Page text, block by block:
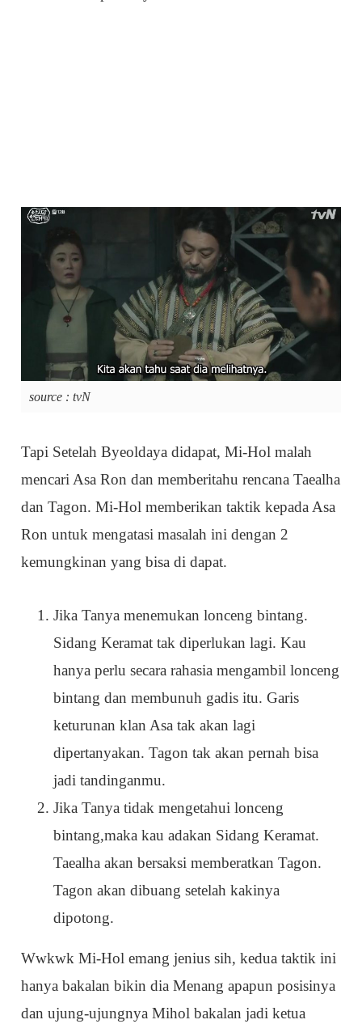
source : tvN
Tapi Setelah Byeoldaya didapat, Mi-Hol malah
mencari Asa Ron dan memberitahu rencana Taealha
dan Tagon. Mi-Hol memberikan taktik kepada Asa
Ron untuk mengatasi masalah ini dengan 2
kemungkinan yang bisa di dapat.
Jika Tanya menemukan lonceng bintang.
Sidang Keramat tak diperlukan lagi. Kau
hanya perlu secara rahasia mengambil lonceng
bintang dan membunuh gadis itu. Garis
keturunan klan Asa tak akan lagi
dipertanyakan. Tagon tak akan pernah bisa
jadi tandinganmu.
Jika Tanya tidak mengetahui lonceng
bintang,maka kau adakan Sidang Keramat.
Taealha akan bersaksi memberatkan Tagon.
Tagon akan dibuang setelah kakinya
dipotong.
Wwkwk Mi-Hol emang jenius sih, kedua taktik ini
hanya bakalan bikin dia Menang apapun posisinya
dan ujung-ujungnya Mihol bakalan jadi ketua